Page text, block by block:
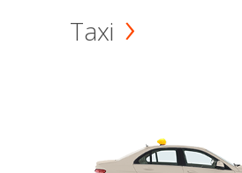
Taxi